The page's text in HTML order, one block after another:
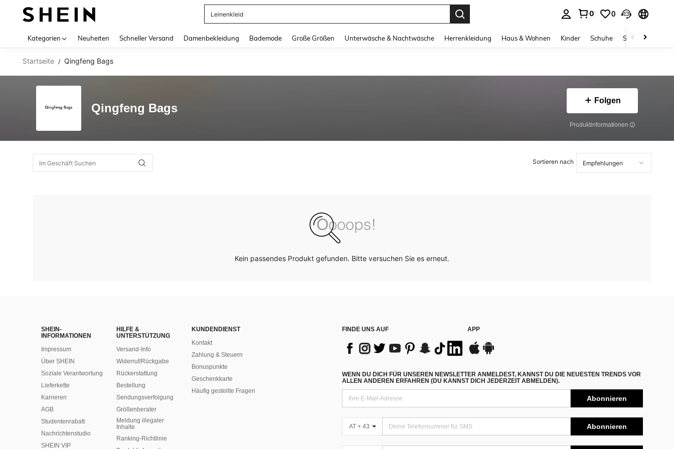
Leinenkleid
0 0
Kategorien Neuheiten Schneller Versand Damenbekleidung Bademode Große Größen Unterwäsche & Nachtwäsche Herrenkleidung Haus & Wohnen Kinder Schuhe Schmuck &
Startseite / Qingfeng Bags
Qingfeng Bags
Folgen
Produktinformationen
Sortieren nach
Kein passendes Produkt gefunden. Bitte versuchen Sie es erneut.
SHEIN-
INFORMATIONEN
Impressum
Über SHEIN
Soziale Verantwortung
Lieferkette
Karrieren
AGB
Studentenrabatt
Nachrichtenstudio
SHEIN VIP
HILFE &
UNTERSTÜTZUNG
Versand-Info
Widerruf/Rückgabe
Rückerstattung
Bestellung
Sendungsverfolgung
Größenberater
Meldung illegaler
Inhalte
Ranking-Richtlinie
KUNDENDIENST
Kontakt
Zahlung & Steuern
Bonuspunkte
Geschenkkarte
Häufig gestellte Fragen
FINDE UNS AUF APP
WENN DU DICH FÜR UNSEREN NEWSLETTER ANMELDEST, KANNST DU DIE NEUESTEN TRENDS VOR
ALLEN ANDEREN ERFAHREN (DU KANNST DICH JEDERZEIT ABMELDEN).
Abonnieren
AT + 43 Abonnieren